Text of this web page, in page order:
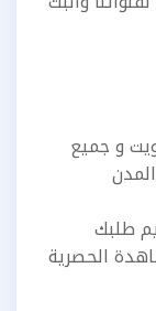
و جميع
طلبك
الحصرية